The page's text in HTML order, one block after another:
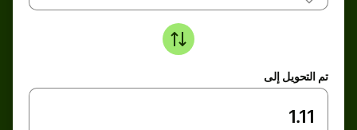
تم التحويل إلى